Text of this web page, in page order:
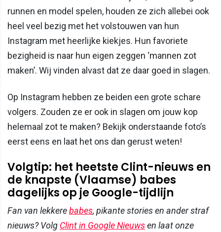
runnen en model spelen, houden ze zich allebei ook
heel veel bezig met het volstouwen van hun
Instagram met heerlijke kiekjes. Hun favoriete
bezigheid is naar hun eigen zeggen ‘mannen zot
maken’. Wij vinden alvast dat ze daar goed in slagen.
Op Instagram hebben ze beiden een grote schare
volgers. Zouden ze er ook in slagen om jouw kop
helemaal zot te maken? Bekijk onderstaande foto’s
eerst eens en laat het ons dan gerust weten!
Volgtip: het heetste Clint-nieuws en
de knapste (Vlaamse) babes
dagelijks op je Google-tijdlijn
Fan van lekkerebabes, pikante stories en ander straf
nieuws? Volg Clint in Google Nieuwsen laat onze